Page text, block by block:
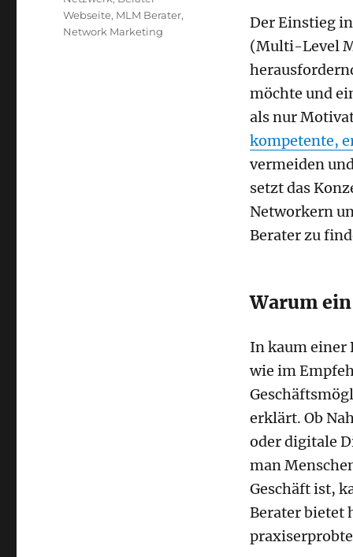
Der Einstieg
(Multi-Level
möchte und
als nur
kompetente,
vermeiden
setzt das
Networkern
Berater zu
Warum
In kaum einer
wie im
erklärt. Ob
oder digitale
man
Geschäft ist,
Berater bietet
Webseite, MLM Berater,
Network Marketing